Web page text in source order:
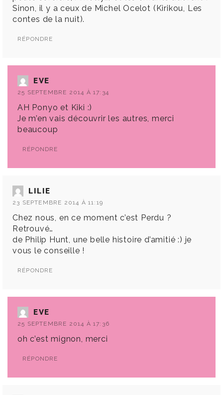
Sinon, il y a ceux de Michel Ocelot (Kirikou, Les
contes de la nuit).
RÉPONDRE
EVE
25 SEPTEMBRE 2014 À 17:34
AH Ponyo et Kiki :)
Je m’en vais découvrir les autres, merci
beaucoup
RÉPONDRE
LILIE
23 SEPTEMBRE 2014 À 11:19
Chez nous, en ce moment c’est Perdu ?
Retrouvé…
de Philip Hunt, une belle histoire d’amitié :) je
vous le conseille !
RÉPONDRE
EVE
25 SEPTEMBRE 2014 À 17:36
oh c’est mignon, merci
RÉPONDRE